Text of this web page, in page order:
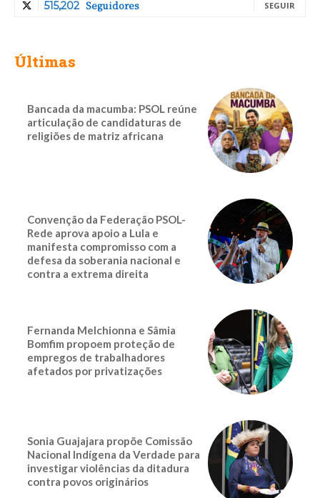
515,202 Seguidores SEGUIR
Últimas
Bancada da macumba: PSOL reúne
articulação de candidaturas de
religiões de matriz africana
Convenção da Federação PSOL-
Rede aprova apoio a Lula e
manifesta compromisso com a
defesa da soberania nacional e
contra a extrema direita
Fernanda Melchionna e Sâmia
Bomfim propoem proteção de
empregos de trabalhadores
afetados por privatizações
Sonia Guajajara propõe Comissão
Nacional Indígena da Verdade para
investigar violências da ditadura
contra povos originários